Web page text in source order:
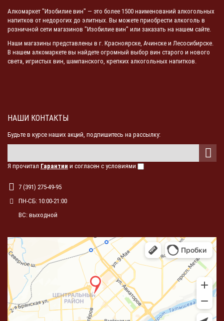
Алкомаркет "Изобилие вин" — это более 1500 наименований алкогольных
напитков от недорогих до элитных. Вы можете приобрести алкоголь в
розничной сети магазинов "Изобилие вин" или заказать на нашем сайте.
Наши магазины представлены в г. Красноярске, Ачинске и Лесосибирске.
В нашем алкомаркете вы найдете огромный выбор вин старого и нового
света, игристых вин, шампанского, крепких алкогольных напитков.
НАШИ КОНТАКТЫ
Будьте в курсе наших акций, подпишитесь на рассылку:
Я прочитал Гарантии и согласен с условиями
7 (391) 275-49-95
ПН-СБ: 10:00-21:00
ВС: выходной